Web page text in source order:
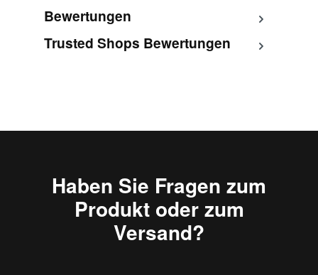
Bewertungen
Trusted Shops Bewertungen
Haben Sie Fragen zum
Produkt oder zum
Versand?